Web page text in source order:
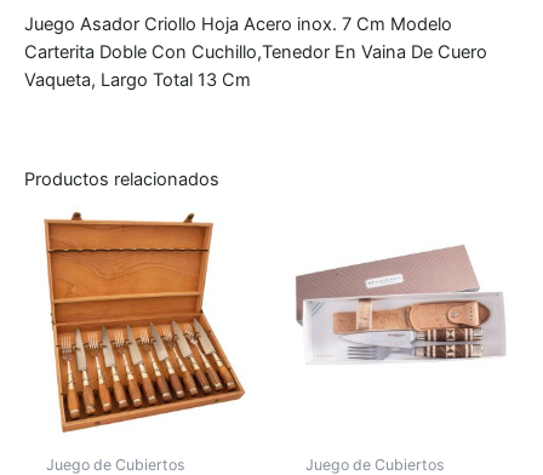
Juego Asador Criollo Hoja Acero inox. 7 Cm Modelo
Carterita Doble Con Cuchillo,Tenedor En Vaina De Cuero
Vaqueta, Largo Total 13 Cm
Productos relacionados
Juego de Cubiertos Juego de Cubiertos